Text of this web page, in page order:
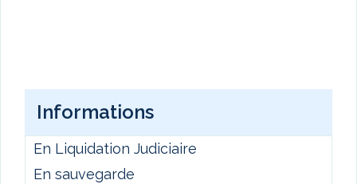
Informations
En Liquidation Judiciaire
En sauvegarde